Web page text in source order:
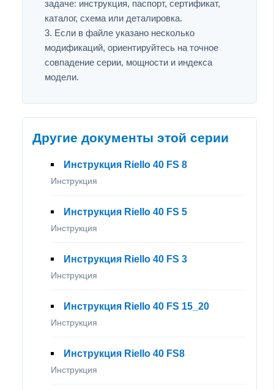
задаче: инструкция, паспорт, сертификат,
каталог, схема или деталировка.
Если в файле указано несколько
модификаций, ориентируйтесь на точное
совпадение серии, мощности и индекса
модели.
Другие документы этой серии
Инструкция Riello 40 FS 8
Инструкция
Инструкция Riello 40 FS 5
Инструкция
Инструкция Riello 40 FS 3
Инструкция
Инструкция Riello 40 FS 15_20
Инструкция
Инструкция Riello 40 FS8
Инструкция